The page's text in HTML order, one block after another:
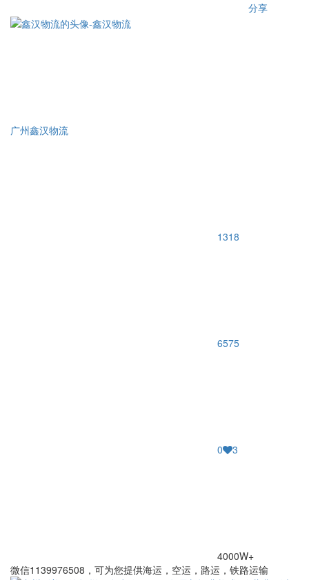
分享
广州鑫汉物流
1318
6575
0 3
4000W+
微信1139976508，可为您提供海运，空运，路运，铁路运输